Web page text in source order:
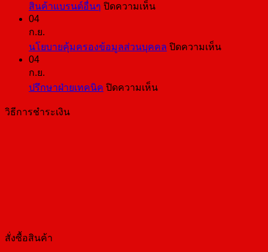
เสนอ
สินค้าแบรนด์อื่นๆ ปิดความเห็นบน
รนด์
04
ก.ย.
นโยบายคุ้มครองข้อมูลส่วนบุคคล ปิดความเห็นบน
04
ก.ย.
ปรึกษาฝ่ายเทคนิค ปิดความเห็นบน
วิธีการชำระเงิน
สั่งซื้อสินค้า